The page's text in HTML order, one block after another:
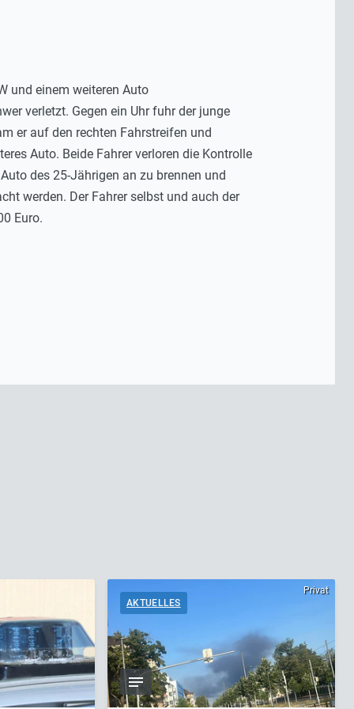
und einem weiteren Auto
verletzt. Gegen ein Uhr fuhr der junge
er auf den rechten Fahrstreifen und
Auto. Beide Fahrer verloren die Kontrolle
des 25-Jährigen an zu brennen und
werden. Der Fahrer selbst und auch der
Euro.
Privat
AKTUELLES